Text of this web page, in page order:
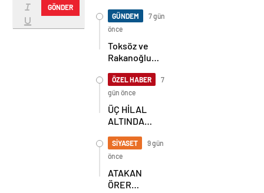
GÖNDER
Sahnede!
Korkmaz Yol
Vermiyor
GÜNDEM
7 gün
önce
Toksöz ve
Rakanoğlu
Acı Günü
ÖZEL HABER
7
gün önce
ÜÇ HİLAL
ALTINDA
BULUŞMA!
SEKİZ İL
BAŞKANI
BİR ARADA
SİYASET
9 gün
önce
ATAKAN
ÖRER